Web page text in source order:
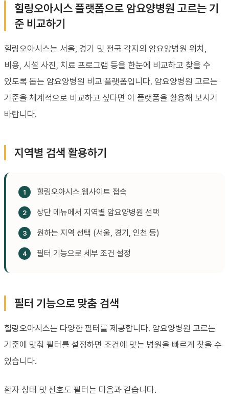
힐링오아시스 플랫폼으로 암요양병원 고르는 기
준 비교하기
힐링오아시스는 서울, 경기 및 전국 각지의 암요양병원 위치,
비용, 시설 사진, 치료 프로그램 등을 한눈에 비교하고 찾을 수
있도록 돕는 암요양병원 비교 플랫폼입니다. 암요양병원 고르는
기준을 체계적으로 비교하고 싶다면 이 플랫폼을 활용해 보시기
바랍니다.
지역별 검색 활용하기
힐링오아시스 웹사이트 접속
상단 메뉴에서 지역별 암요양병원 선택
원하는 지역 선택 (서울, 경기, 인천 등)
필터 기능으로 세부 조건 설정
필터 기능으로 맞춤 검색
힐링오아시스는 다양한 필터를 제공합니다. 암요양병원 고르는
기준에 맞춰 필터를 설정하면 조건에 맞는 병원을 빠르게 찾을 수
있습니다.
환자 상태 및 선호도 필터는 다음과 같습니다.